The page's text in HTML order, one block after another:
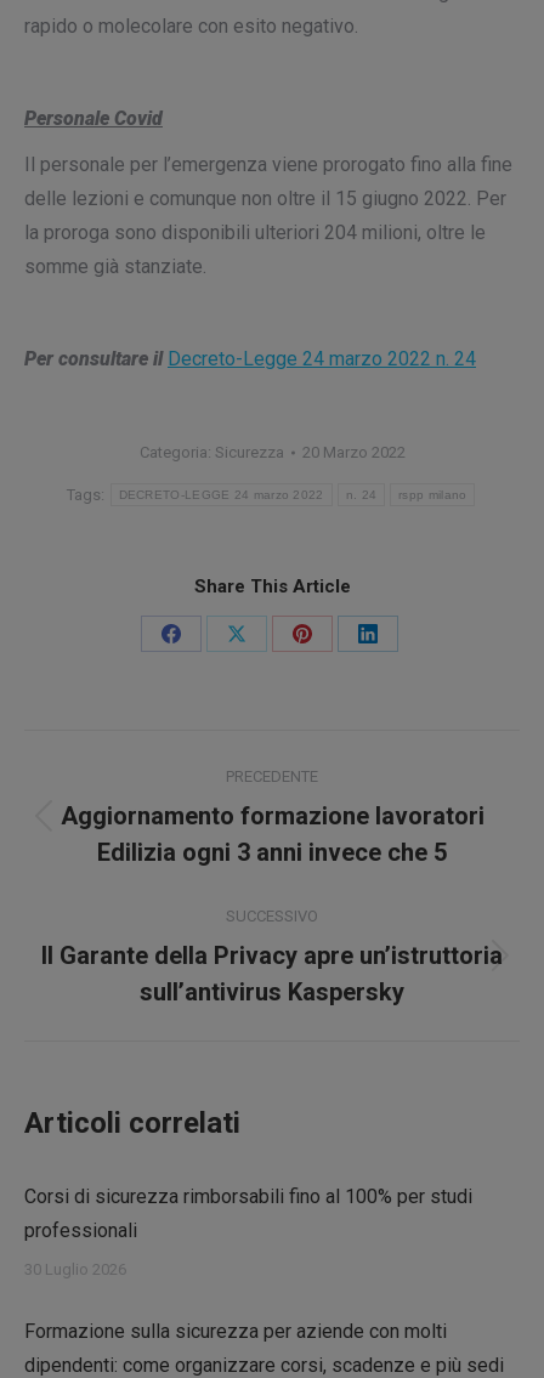
rapido o molecolare con esito negativo.
Personale Covid
Il personale per l’emergenza viene prorogato fino alla fine
delle lezioni e comunque non oltre il 15 giugno 2022. Per
la proroga sono disponibili ulteriori 204 milioni, oltre le
somme già stanziate.
Per consultare il Decreto-Legge 24 marzo 2022 n. 24
Categoria: Sicurezza 20 Marzo 2022
Tags: DECRETO-LEGGE 24 marzo 2022 n. 24 rspp milano
Share This Article
CondividiCondividiCondividiCondividi
tra
PRECEDENTE
Post
precedente:
Aggiornamento formazione lavoratori
Edilizia ogni 3 anni invece che 5
SUCCESSIVO
Prossimo
post:
Il Garante della Privacy apre un’istruttoria
sull’antivirus Kaspersky
Articoli correlati
Corsi di sicurezza rimborsabili fino al 100% per studi
professionali
30 Luglio 2026
Formazione sulla sicurezza per aziende con molti
dipendenti: come organizzare corsi, scadenze e più sedi